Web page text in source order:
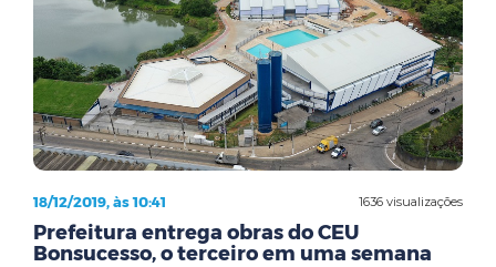
1636 visualizações
18/12/2019, às 10:41
Prefeitura entrega obras do CEU
Bonsucesso, o terceiro em uma semana